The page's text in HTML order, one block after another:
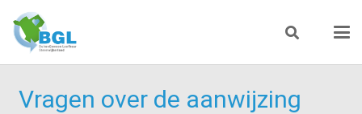
Vragen over de aanwijzing